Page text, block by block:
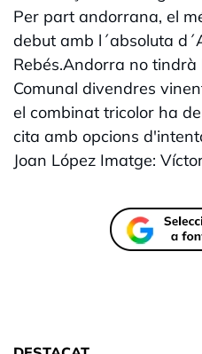
Per part andorrana, el
debut amb l´absoluta
Rebés.Andorra no tindrà
Comunal divendres
el combinat tricolor ha
cita amb opcions
Joan López Imatge: